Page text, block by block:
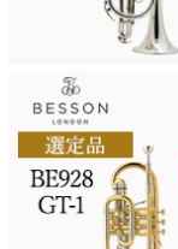
演奏会のお知らせ